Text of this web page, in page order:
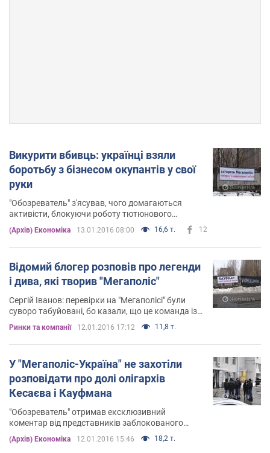
Викурити вбивць: українці взяли
боротьбу з бізнесом окупантів у свої
руки
"Обозреватель" з'ясував, чого домагаються
активісти, блокуючи роботу тютюнового
монополіста "Мегаполіс-Україна"
(Архів) Економіка 13.01.2016 08:00 16,6 т. 12
Відомий блогер розповів про легенди
і дива, які творив "Мегаполіс"
Сергій Іванов: перевірки на "Мегаполісі" були
суворо табуйовані, бо казали, що це команда із
"самого-самого верху"
Ринки та компанії 12.01.2016 17:12 11,8 т.
У "Мегаполіс-Україна" не захотіли
розповідати про долі олігархів
Кесаєва і Кауфмана
"Обозреватель" отримав ексклюзивний
коментар від представників заблокованого
тютюнового монополіста
(Архів) Економіка 12.01.2016 15:46 18,2 т.